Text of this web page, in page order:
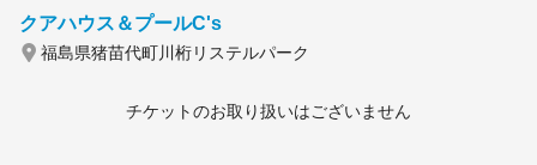
クアハウス＆プールC's
福島県猪苗代町川桁リステルパーク
チケットのお取り扱いはございません